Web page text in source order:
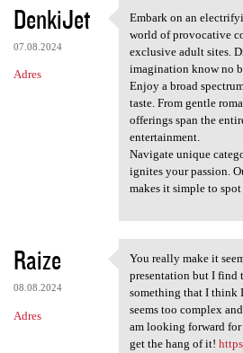
DenkiJet
07.08.2024
Adres
Embark on an
Embark on an
world of provocative
exclusive adult sites.
imagination know no
Enjoy a broad
taste. From gentle
offerings span the
entertainment.
Navigate unique
ignites your passion.
makes it simple to
Raize
08.08.2024
Adres
You really make it
You really make it
presentation but I find
something that I think
seems too complex
am looking forward
get the hang of it!